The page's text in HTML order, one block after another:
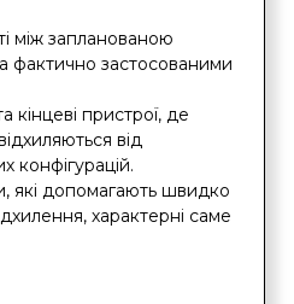
між запланованою
фактично застосованими
кінцеві пристрої, де
від
конфігурацій.
які допомагають швидко
характерні саме